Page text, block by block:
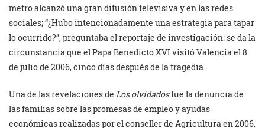
metro alcanzó una gran difusión televisiva y en las redes
sociales; “¿Hubo intencionadamente una estrategia para tapar
lo ocurrido?”, preguntaba el reportaje de investigación; se da la
circunstancia que el Papa Benedicto XVI visitó Valencia el 8
de julio de 2006, cinco días después de la tragedia.
Una de las revelaciones de Los olvidadosfue la denuncia de
las familias sobre las promesas de empleo y ayudas
económicas realizadas por el conseller de Agricultura en 2006,